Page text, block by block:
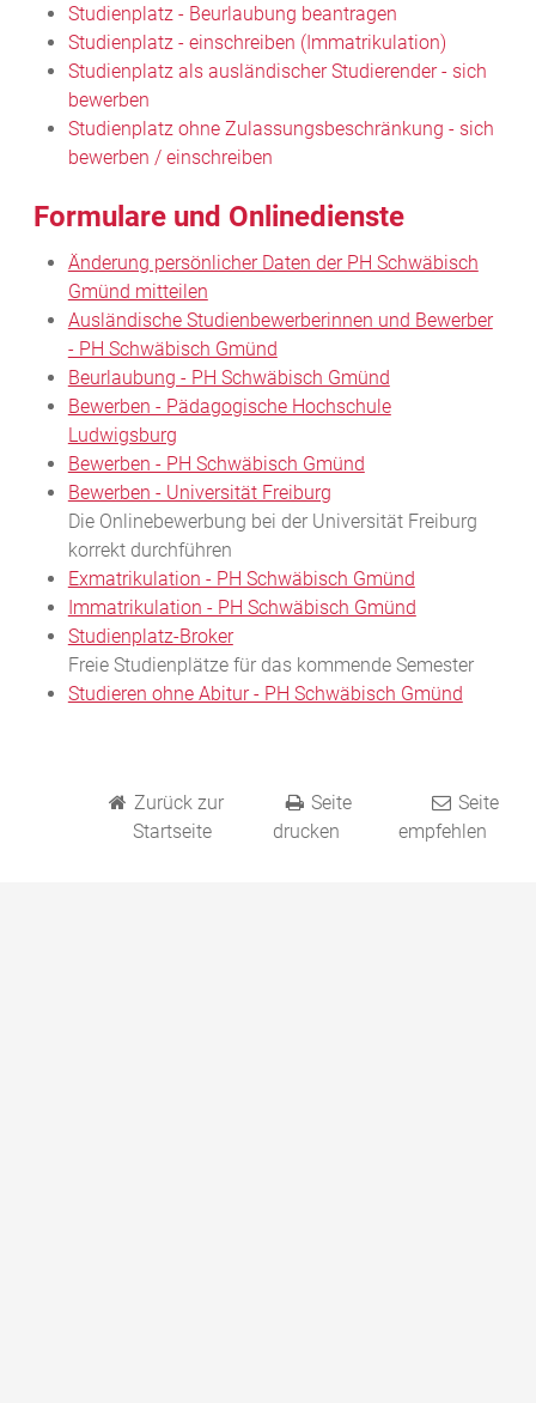
Studienplatz - Beurlaubung beantragen
Studienplatz - einschreiben (Immatrikulation)
Studienplatz als ausländischer Studierender - sich
bewerben
Studienplatz ohne Zulassungsbeschränkung - sich
bewerben / einschreiben
Formulare und Onlinedienste
Änderung persönlicher Daten der PH Schwäbisch
Gmünd mitteilen
Ausländische Studienbewerberinnen und Bewerber
- PH Schwäbisch Gmünd
Beurlaubung - PH Schwäbisch Gmünd
Bewerben - Pädagogische Hochschule
Ludwigsburg
Bewerben - PH Schwäbisch Gmünd
Bewerben - Universität Freiburg
Die Onlinebewerbung bei der Universität Freiburg
korrekt durchführen
Exmatrikulation - PH Schwäbisch Gmünd
Immatrikulation - PH Schwäbisch Gmünd
Studienplatz-Broker
Freie Studienplätze für das kommende Semester
Studieren ohne Abitur - PH Schwäbisch Gmünd
Zurück zur
Startseite
Seite
drucken
Seite
empfehlen